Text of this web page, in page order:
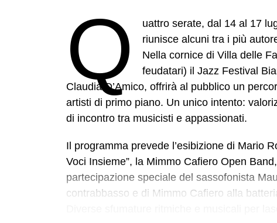
Q
uattro serate, dal 14 al 17
riunisce alcuni tra i più
Nella cornice di Villa delle
feudatari) il Jazz Festival
Claudia D’Amico, offrirà al pubblico un
artisti di primo piano. Un unico intento:
di incontro tra musicisti e appassionati.
Il programma prevede l’esibizione di Mario
Voci Insieme”, la Mimmo Cafiero Open
partecipazione speciale del sassofonista
contrabbasso e di Mimmo Cafiero alla